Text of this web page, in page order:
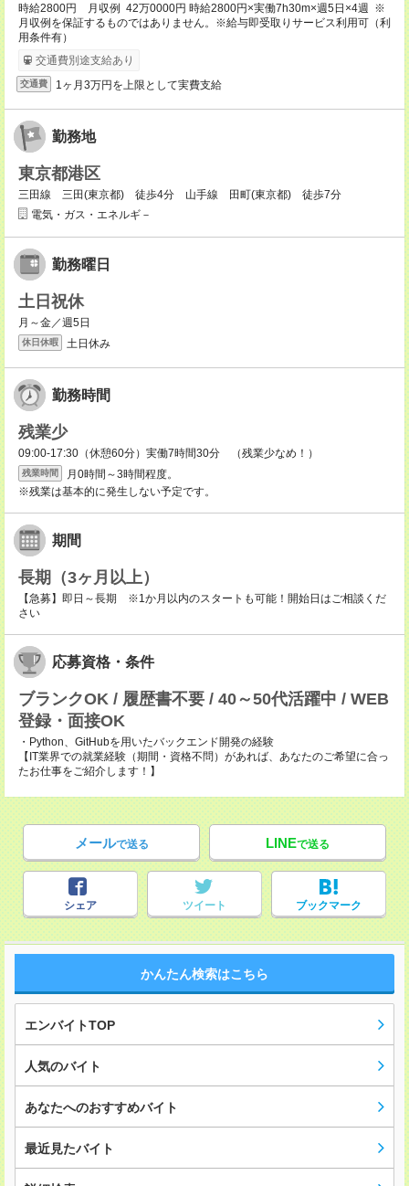
時給2800円 月収例 42万0000円 時給2800円×実働7h30m×週5日×4週 ※
月収例を保証するものではありません。※給与即受取りサービス利用可（利
用条件有）
交通費別途支給あり
交通費 1ヶ月3万円を上限として実費支給
勤務地
東京都港区
三田線 三田(東京都) 徒歩4分 山手線 田町(東京都) 徒歩7分
電気・ガス・エネルギ－
勤務曜日
土日祝休
月～金／週5日
休日休暇 土日休み
勤務時間
残業少
09:00-17:30（休憩60分）実働7時間30分 （残業少なめ！）
残業時間
月0時間～3時間程度。
※残業は基本的に発生しない予定です。
期間
長期（3ヶ月以上）
【急募】即日～長期 ※1か月以内のスタートも可能！開始日はご相談くだ
さい
応募資格・条件
ブランクOK / 履歴書不要 / 40～50代活躍中 / WEB
登録・面接OK
・Python、GitHubを用いたバックエンド開発の経験
【IT業界での就業経験（期間・資格不問）があれば、あなたのご希望に合っ
たお仕事をご紹介します！】
メールで送る LINEで送る
シェア ツイート ブックマーク
かんたん検索はこちら
エンバイトTOP
人気のバイト
あなたへのおすすめバイト
最近見たバイト